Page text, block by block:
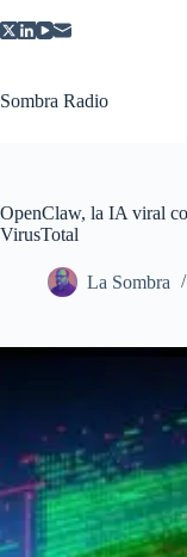
al
Sombra Radio
OpenClaw, la IA viral
VirusTotal
La Sombra